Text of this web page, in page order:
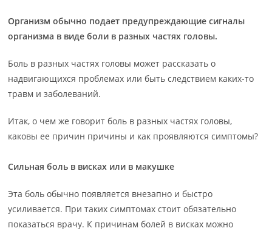
Организм обычно подает предупреждающие сигналы
организма в виде боли в разных частях головы.
Боль в разных частях головы может рассказать о
надвигающихся проблемах или быть следствием каких-то
травм и заболеваний.
Итак, о чем же говорит боль в разных частях головы,
каковы ее причин причины и как проявляются симптомы?
Сильная боль в висках или в макушке
Эта боль обычно появляется внезапно и быстро
усиливается. При таких симптомах стоит обязательно
показаться врачу. К причинам болей в висках можно